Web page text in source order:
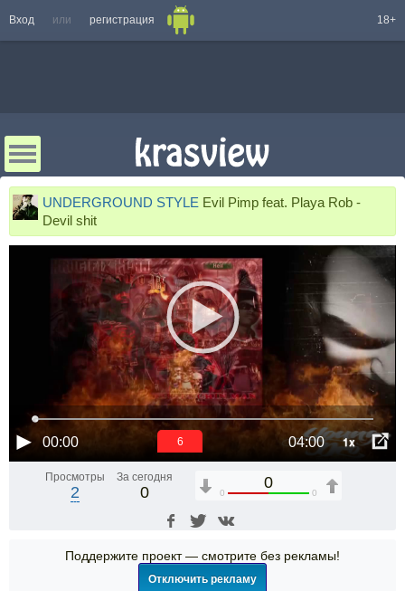
Вход или регистрация 18+
UNDERGROUND STYLE Evil Pimp feat. Playa Rob -
Devil shit
00:00 04:00 1x
6
Просмотры
2
За сегодня
0
0
0 0
Поддержите проект — смотрите без рекламы!
Отключить рекламу